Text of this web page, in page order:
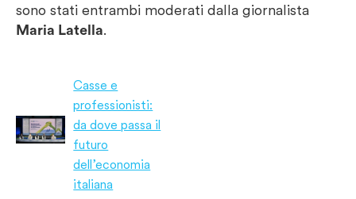
sono stati entrambi moderati dalla giornalista
Maria Latella.
Casse e
professionisti:
da dove passa il
futuro
dell’economia
italiana